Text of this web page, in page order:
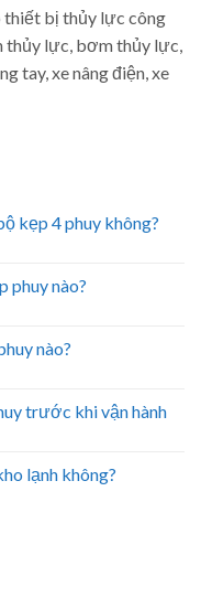
thiết bị thủy lực công
thủy lực, bơm thủy lực,
tay, xe nâng điện, xe
kẹp 4 phuy không?
phuy nào?
nào?
trước khi vận hành
lạnh không?